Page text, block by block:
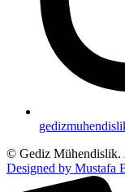
© Gediz Mühendislik.
Designed by Mustafa